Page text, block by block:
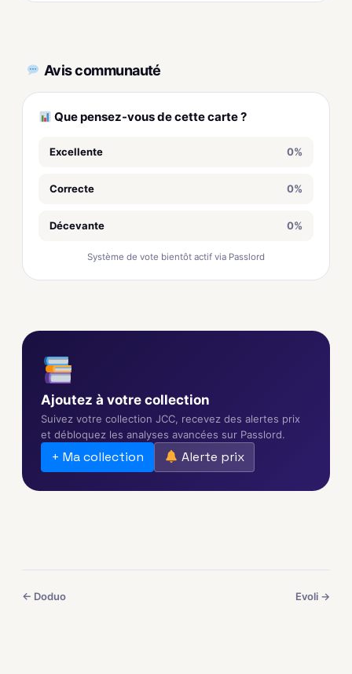
Avis communauté
Que pensez-vous de cette carte ?
Excellente 0%
Correcte 0%
Décevante 0%
Système de vote bientôt actif via Passlord
Ajoutez à votre collection
Suivez votre collection JCC, recevez des alertes prix
et débloquez les analyses avancées sur Passlord.
+ Ma collection Alerte prix
← Doduo Evoli →